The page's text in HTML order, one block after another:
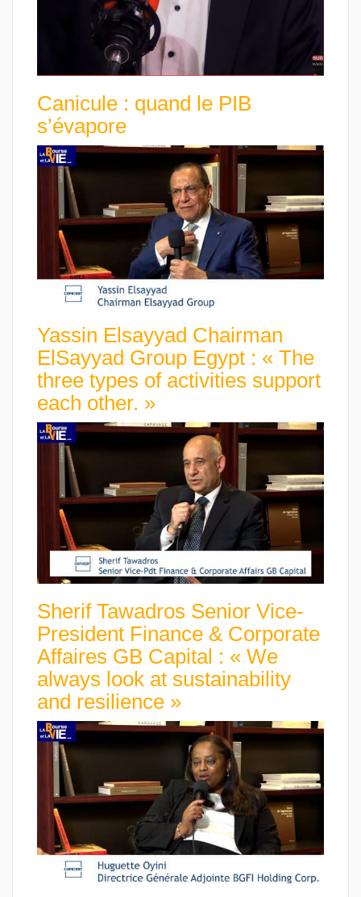
Canicule : quand le PIB
s’évapore
Yassin Elsayyad Chairman
ElSayyad Group Egypt : « The
three types of activities support
each other. »
Sherif Tawadros Senior Vice-
President Finance & Corporate
Affaires GB Capital : « We
always look at sustainability
and resilience »